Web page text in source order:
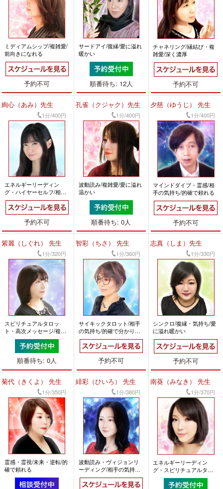
ミディアムシップ/複雑愛/
前向きになれる
予約不可
サードアイ/復縁/愛に溢れ
暖かい
順番待ち: 12人
チャネリング/縁結び・複
雑愛/深く濃厚
予約不可
絢心（あみ）先生
1分/400円
エネルギーリーディン
グ・ハイヤーセルフ/相手
の気持ち/的確で頼れる
予約不可
孔雀（クジャク）先生
1分/400円
波動読み/複雑愛/愛に溢れ
温かい
順番待ち: 0人
夕慈（ゆうじ） 先生
1分/400円
マインドダイブ・霊感/相
手の気持ち/的確で頼れる
予約不可
紫麗（しぐれ） 先生
1分/320円
スピリチュアルタロッ
ト・高次メッセージ/複雑
愛・時期/深く濃厚
順番待ち: 0人
智彩（ちさ） 先生
1分/360円
サイキックタロット/相手
の気持ち/的確で分かりや
すい
予約不可
志真（しま）先生
1分/330円
シンクロ/復縁・気持ち/愛
に溢れ暖かい
予約不可
菊代（きくよ） 先生
1分/350円
霊感・霊視/未来・逆転/的
確で頼れる
緋彩（ひいろ） 先生
1分/380円
波動読み・ヴィジョンリ
ーディング/相手の気持ち/
的確で分かりやすい
南葵（みなき） 先生
1分/370円
エネルギーリーディン
グ・スピリチュアルタロ
ット/相手の気持ち/前向き
になれる